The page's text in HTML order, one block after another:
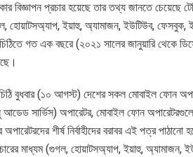
বিজ্ঞাপন প্রচার হয়েছে তার তথ্য জানতে চেয়েছে
হোয়াটসঅ্যাপ, ইয়াহু, অ্যামাজন, ইউটিউব, ফেসবুক,
চিঠিতে গত এক বছরে (২০২১ সালের জানুয়ারি থেকে
বুধবার (১০ আগস্ট) দেশের সকল মোবাইল ফোন
আডেড সার্ভিস) অপারেটর, মোবাইল ফোন
শীর্ষ নির্বাহীদের বরাবর এই পত্র পাঠানো
মাধ্যম (গুগল, হোয়াটসঅ্যাপ, ইয়াহু, অ্যামাজন,